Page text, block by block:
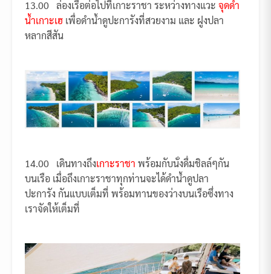
13.00 ล่องเรือต่อไปที่เกาะราชา ระหว่างทางแวะ จุดดำ
น้ำเกาะเฮ เพื่อดำน้ำดูปะการังที่สวยงาม และ ฝูงปลา
หลากสีสัน
14.00 เดินทางถึงเกาะราชา พร้อมกับนั่งดื่มชิลล์ๆกัน
บนเรือ เมื่อถึงเกาะราชาทุกท่านจะได้ดำน้ำดูปลา
ปะการัง กันแบบเต็มที่ พร้อมทานของว่างบนเรือซึ่งทาง
เราจัดให้เต็มที่